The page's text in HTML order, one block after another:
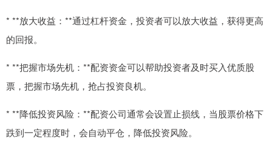
* **放大收益：**通过杠杆资金，投资者可以放大收益，获得更高
的回报。
* **把握市场先机：**配资资金可以帮助投资者及时买入优质股
票，把握市场先机，抢占投资良机。
* **降低投资风险：**配资公司通常会设置止损线，当股票价格下
跌到一定程度时，会自动平仓，降低投资风险。